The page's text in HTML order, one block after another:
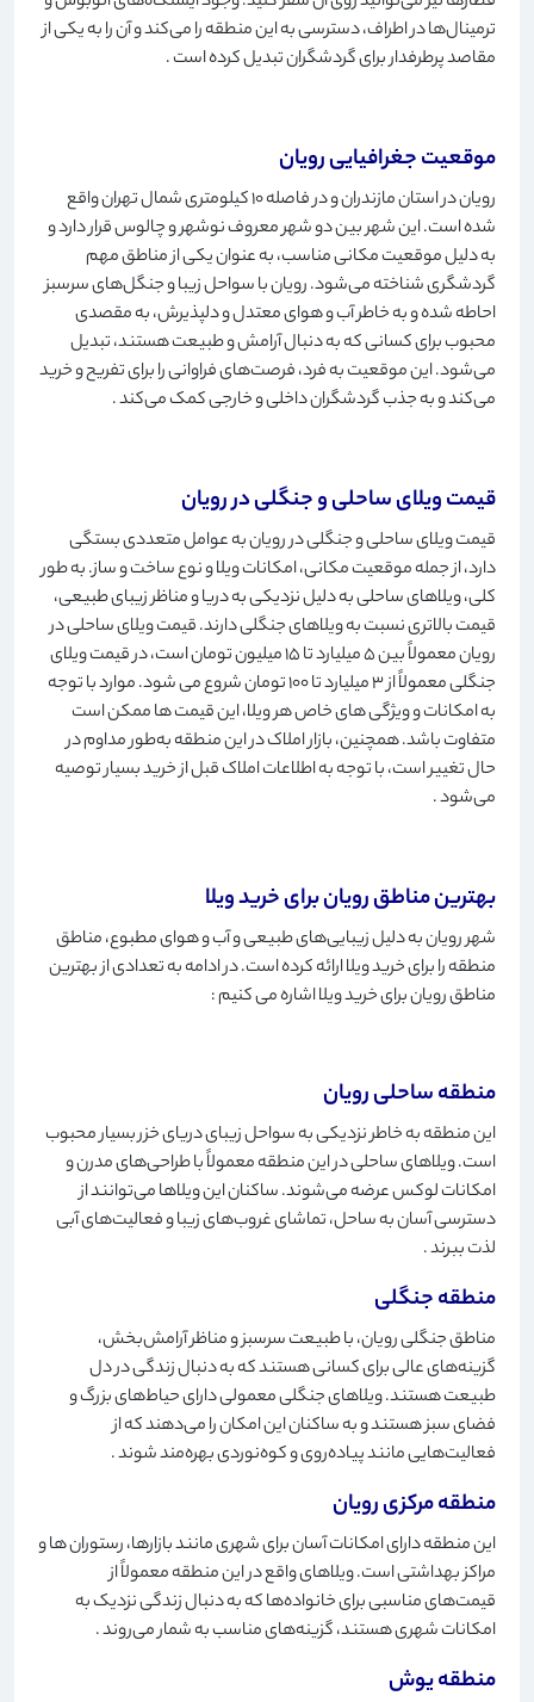
ترمینال‌ها در اطراف، دسترسی به این منطقه را می‌کند و آن را به یکی از
مقاصد پرطرفدار برای گردشگران تبدیل کرده است.
موقعیت جغرافیایی رویان
رویان در استان مازندران و در فاصله 10 کیلومتری شمال تهران واقع
شده است. این شهر بین دو شهر معروف نوشهر و چالوس قرار دارد و
به دلیل موقعیت مکانی مناسب، به عنوان یکی از مناطق مهم
گردشگری شناخته می‌شود. رویان با سواحل زیبا و جنگل‌های سرسبز
احاطه شده و به خاطر آب و هوای معتدل و دلپذیرش، به مقصدی
محبوب برای کسانی که به دنبال آرامش و طبیعت هستند، تبدیل
می‌شود. این موقعیت به فرد، فرصت‌های فراوانی را برای تفریح ​​و خرید
می‌کند و به جذب گردشگران داخلی و خارجی کمک می‌کند.
قیمت ویلای ساحلی و جنگلی در رویان
قیمت ویلای ساحلی و جنگلی در رویان به عوامل متعددی بستگی
دارد، از جمله موقعیت مکانی، امکانات ویلا و نوع ساخت و ساز. به طور
کلی، ویلاهای ساحلی به دلیل نزدیکی به دریا و مناظر زیبای طبیعی،
قیمت بالاتری نسبت به ویلاهای جنگلی دارند. قیمت ویلای ساحلی در
رویان معمولاً بین 5 میلیارد تا 15 میلیون تومان است، در قیمت ویلای
جنگلی معمولاً از 3 میلیارد تا 100 تومان شروع می شود. موارد با توجه
به امکانات و ویژگی های خاص هر ویلا، این قیمت ها ممکن است
متفاوت باشد. همچنین، بازار املاک در این منطقه به‌طور مداوم در
حال تغییر است، با توجه به اطلاعات املاک قبل از خرید بسیار توصیه
می‌شود.
بهترین مناطق رویان برای خرید ویلا
شهر رویان به دلیل زیبایی‌های طبیعی و آب و هوای مطبوع، مناطق
منطقه را برای خرید ویلا ارائه کرده است. در ادامه به تعدادی از بهترین
مناطق رویان برای خرید ویلا اشاره می کنیم:
منطقه ساحلی رویان
این منطقه به خاطر نزدیکی به سواحل زیبای دریای خزر بسیار محبوب
است. ویلاهای ساحلی در این منطقه معمولاً با طراحی‌های مدرن و
امکانات لوکس عرضه می‌شوند. ساکنان این ویلاها می‌توانند از
دسترسی آسان به ساحل، تماشای غروب‌های زیبا و فعالیت‌های آبی
لذت ببرند.
منطقه جنگلی
مناطق جنگلی رویان، با طبیعت سرسبز و مناظر آرامش‌بخش،
گزینه‌های عالی برای کسانی هستند که به دنبال زندگی در دل
طبیعت هستند. ویلاهای جنگلی معمولی دارای حیاط‌های بزرگ و
فضای سبز هستند و به ساکنان این امکان را می‌دهند که از
فعالیت‌هایی مانند پیاده‌روی و کوه‌نوردی بهره‌مند شوند.
منطقه مرکزی رویان
این منطقه دارای امکانات آسان برای شهری مانند بازارها، رستوران ها و
مراکز بهداشتی است. ویلاهای واقع در این منطقه معمولاً از
قیمت‌های مناسبی برای خانواده‌ها که به دنبال زندگی نزدیک به
امکانات شهری هستند، گزینه‌های مناسب به شمار می‌روند.
منطقه یوش